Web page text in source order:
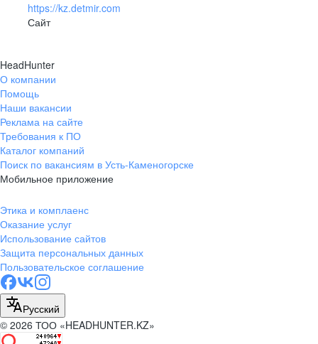
https://kz.detmir.com
Сайт
HeadHunter
О компании
Помощь
Наши вакансии
Реклама на сайте
Требования к ПО
Каталог компаний
Поиск по вакансиям в Усть-Каменогорске
Мобильное приложение
Этика и комплаенс
Оказание услуг
Использование сайтов
Защита персональных данных
Пользовательское соглашение
Русский
© 2026 ТОО «HEADHUNTER.KZ»